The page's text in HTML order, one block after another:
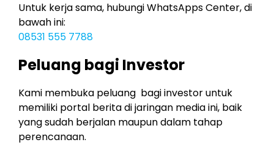
Untuk kerja sama, hubungi WhatsApps Center, di
bawah ini:
08531 555 7788
Peluang bagi Investor
Kami membuka peluang bagi investor untuk
memiliki portal berita di jaringan media ini, baik
yang sudah berjalan maupun dalam tahap
perencanaan.